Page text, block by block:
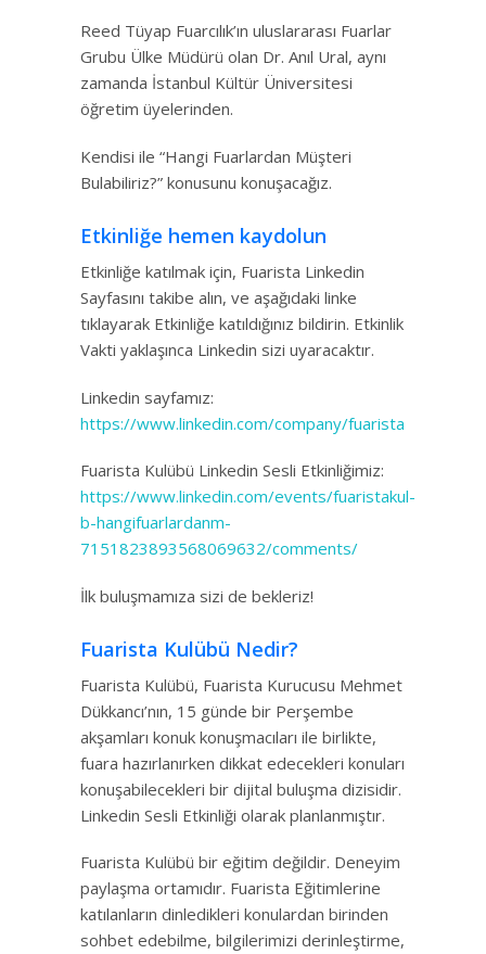
Reed Tüyap Fuarcılık’ın uluslararası Fuarlar
Grubu Ülke Müdürü olan Dr. Anıl Ural, aynı
zamanda İstanbul Kültür Üniversitesi
öğretim üyelerinden.
Kendisi ile “Hangi Fuarlardan Müşteri
Bulabiliriz?” konusunu konuşacağız.
Etkinliğe hemen kaydolun
Etkinliğe katılmak için, Fuarista Linkedin
Sayfasını takibe alın, ve aşağıdaki linke
tıklayarak Etkinliğe katıldığınız bildirin. Etkinlik
Vakti yaklaşınca Linkedin sizi uyaracaktır.
Linkedin sayfamız:
https://www.linkedin.com/company/fuarista
Fuarista Kulübü Linkedin Sesli Etkinliğimiz:
https://www.linkedin.com/events/fuaristakul-
b-hangifuarlardanm-
7151823893568069632/comments/
İlk buluşmamıza sizi de bekleriz!
Fuarista Kulübü Nedir?
Fuarista Kulübü, Fuarista Kurucusu Mehmet
Dükkancı’nın, 15 günde bir Perşembe
akşamları konuk konuşmacıları ile birlikte,
fuara hazırlanırken dikkat edecekleri konuları
konuşabilecekleri bir dijital buluşma dizisidir.
Linkedin Sesli Etkinliği olarak planlanmıştır.
Fuarista Kulübü bir eğitim değildir. Deneyim
paylaşma ortamıdır. Fuarista Eğitimlerine
katılanların dinledikleri konulardan birinden
sohbet edebilme, bilgilerimizi derinleştirme,